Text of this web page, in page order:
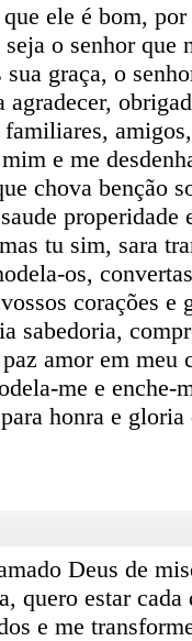
ele é bom,
o senhor que
sua graça, o
e me
chova benção
properidade
tu sim, sara
os,
corações e
sabedoria,
amor em meu
me e enche-
honra e
Deus de
quero estar
e me